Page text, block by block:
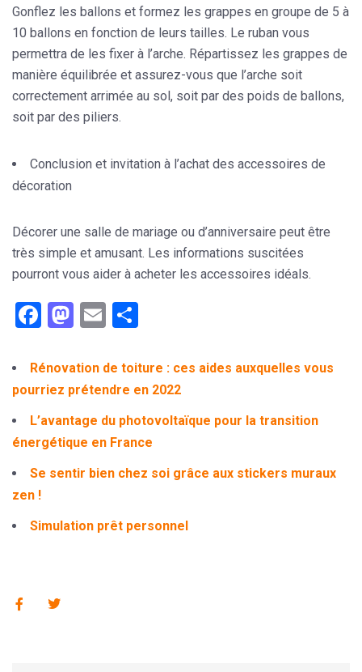
Gonflez les ballons et formez les grappes en groupe de 5 à
10 ballons en fonction de leurs tailles. Le ruban vous
permettra de les fixer à l’arche. Répartissez les grappes de
manière équilibrée et assurez-vous que l’arche soit
correctement arrimée au sol, soit par des poids de ballons,
soit par des piliers.
Conclusion et invitation à l’achat des accessoires de
décoration
Décorer une salle de mariage ou d’anniversaire peut être
très simple et amusant. Les informations suscitées
pourront vous aider à acheter les accessoires idéals.
Facebook
Mastodon
Email
Rénovation de toiture : ces aides auxquelles vous
pourriez prétendre en 2022
L’avantage du photovoltaïque pour la transition
énergétique en France
Se sentir bien chez soi grâce aux stickers muraux
zen !
Simulation prêt personnel